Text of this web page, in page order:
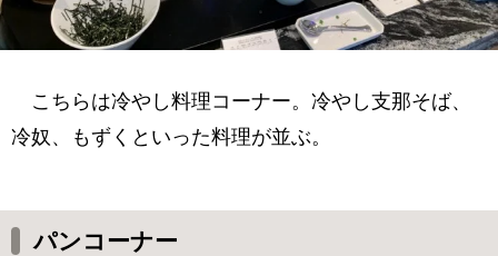
こちらは冷やし料理コーナー。冷やし支那そば、
冷奴、もずくといった料理が並ぶ。
パンコーナー